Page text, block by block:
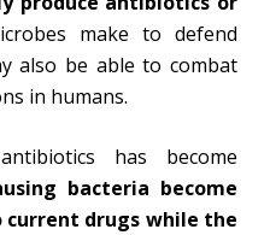
make to defend
also be able to combat
in humans.
has become
bacteria become
drugs while the